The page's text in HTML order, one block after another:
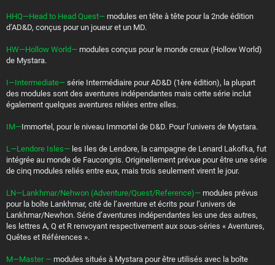
HHQ—Head to Head Quest— modules en tête à tête pour la 2nde édition
d’AD&D, conçus pour un joueur et un MD.
HW—Hollow World— modules conçus pour le monde creux (Hollow World)
de Mystara.
I—Intermediate— série Intermédiaire pour AD&D (1ère édition), la plupart
des modules sont des aventures indépendantes mais cette série inclut
également quelques aventures reliées entre elles.
IM—Immortel, pour le niveau Immortel de D&D. Pour l’univers de Mystara.
L—Lendore Isles— les Iles de Lendore, la campagne de Lenard Lakofka, fut
intégrée au monde de Faucongris. Originellement prévue pour être une série
de cinq modules reliés entre eux, mais trois seulement virent le jour.
LN—Lankhmar/Nehwon (Adventure/Quest/Reference)— modules prévus
pour la boîte Lankhmar, cité de l’aventure et écrits pour l’univers de
Lankhmar/Newhon. Série d’aventures indépendantes les une des autres,
les lettres A, Q et R renvoyant respectivement aux sous-séries « Aventures,
Quêtes et Références ».
M—Master — modules situés à Mystara pour être utilisés avec la boîte